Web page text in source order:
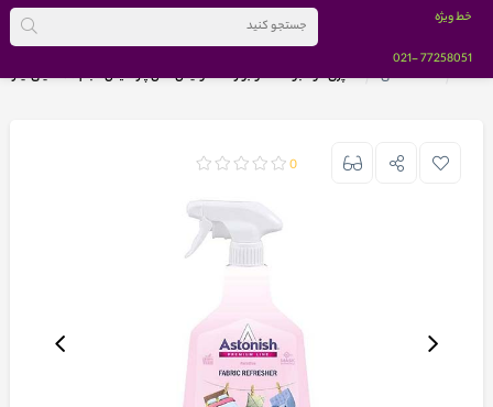
خط ویژه
77258051
-021
خانه
صفحه اصلی اسپری خوشبو کننده و بو زدا آستونیش مدل پارادایس حجم 750 میلی لیتر
0